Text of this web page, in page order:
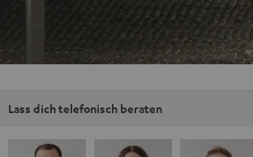
Lass dich telefonisch beraten